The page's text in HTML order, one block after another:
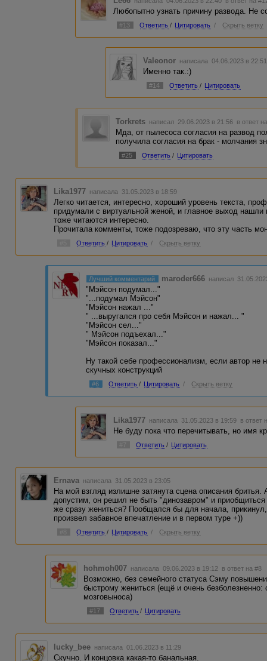
Любопытно узнать причину развода. Не
#13 Ответить / Цитировать / Скрыть ветку
Valeonor написала 04.06.2023 в
Именно так.:)
#14 Ответить / Цитировать
Torkrets написал 29.06.2023 в 21:56 в ответ
Мда, от пылесоса согласия на развод
получила согласия на брак - молчания
#25 Ответить / Цитировать
Lika1977 написала 31.05.2023 в 18:59
Легко читается, интересно, хороший уровень текста,
придумали с виртуальной женой, и главное выход
тоже читаются интересно.
Прочитала комменты, тоже подозреваю, что эту часть
Ответить / Цитировать / Скрыть ветку
Лучший комментарий maroder666 написал
"Мэйсон подумал..."
"...подумал Мэйсон"
"Мэйсон нажал ..."
" ...выругался про себя Мэйсон и нажал... "
"Мэйсон сел..."
" Мэйсон подъехал..."
"Мэйсон показал..."
Ну такой себе профессионализм, если автор не
скучных конструкций
#6 Ответить / Цитировать / Скрыть ветку
Lika1977 написала 31.05.2023 в 19:59 в ответ
Не буду пока что перечитывать, но имя
#7 Ответить / Цитировать
Ernava написала 31.05.2023 в 23:05
На мой взгляд излишне затянута сцена описания
допустим, он решил не быть "динозавром" и
же сразу жениться? Пообщался бы для начала,
произвел забавное впечатление и в первом туре +))
#8 Ответить / Цитировать / Скрыть ветку
hohmoh007 написала 09.06.2023 в 19:12 в ответ на #8
Возможно, без семейного статуса Сэму
быстрому жениться (ещё и очень безболезненно:
мозговыноса)
#17 Ответить / Цитировать
lucky_bee написала 01.06.2023 в 11:29
Скучно. И концовка какая-то банальная.